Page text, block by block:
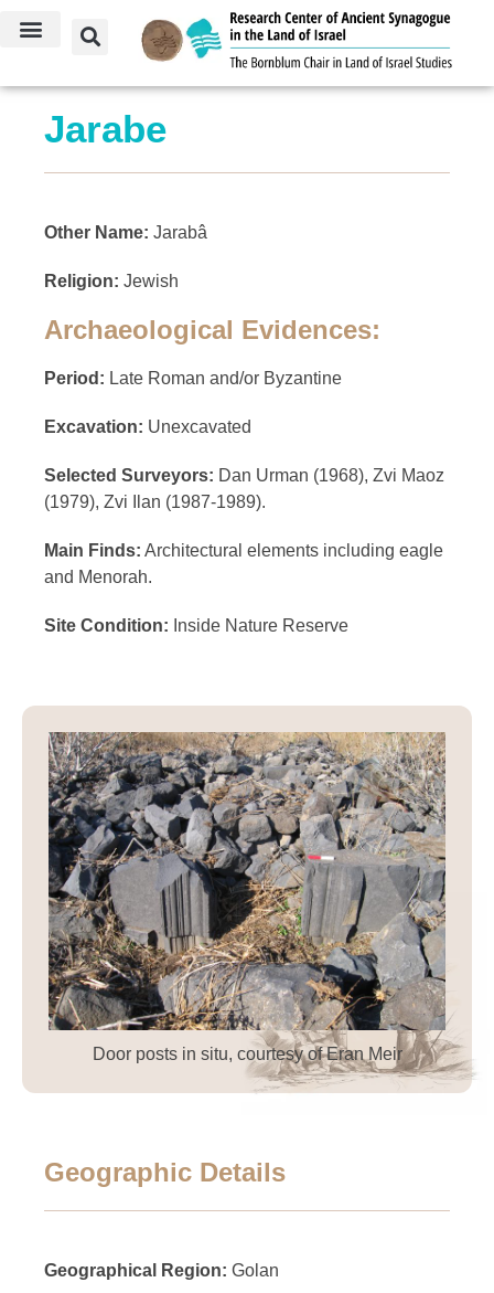
Jarabe
Other Name: Jarabâ
Religion: Jewish
Archaeological Evidences:
Period: Late Roman and/or Byzantine
Excavation: Unexcavated
Selected Surveyors: Dan Urman (1968), Zvi Maoz
(1979), Zvi Ilan (1987-1989).
Main Finds: Architectural elements including eagle
and Menorah.
Site Condition: Inside Nature Reserve
Door posts in situ, courtesy of Eran Meir
Geographic Details
Geographical Region: Golan